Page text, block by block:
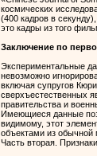
космических
(400 кадров в
это кадры из того
Заключение по
Экспериментальные
невозможно
включая супругов
сверхъестественных
правительства и
Имеющиеся данные
видимому, этот
объектами из обычной
Часть вторая.